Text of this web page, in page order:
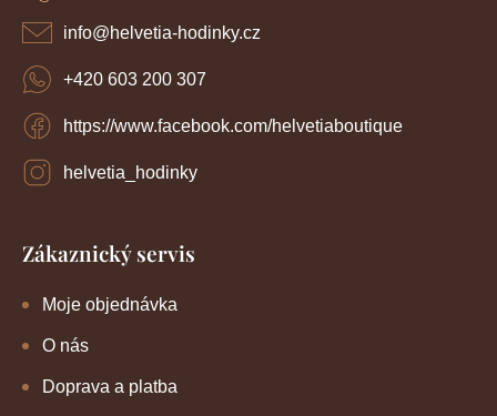
info@helvetia-hodinky.cz
https://www.facebook.com/helvetiaboutique
helvetia_hodinky
+420 603 200 307
Zákaznický servis
Moje objednávka
O nás
Doprava a platba